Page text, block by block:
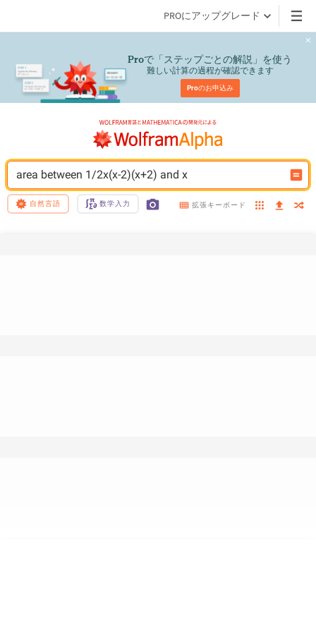
PROにアップグレード
Proで「ステップごとの解説」を使う
難しい計算の過程が確認できます
Proのお申込み
area between 1/2x(x-2)(x+2) and x
自然言語 数学入力 拡張キーボード